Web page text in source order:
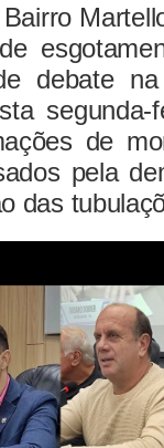
debate
segunda-
de
pela
das